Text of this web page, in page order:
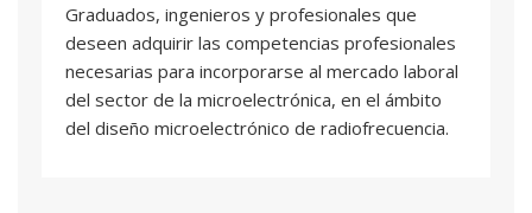
El Diploma está formado por cuatro asignaturas
de 25h cada una, impartidas al 50% por
profesorado experto de la UPV y de la empresa
MaxLinear:
Graduados, ingenieros y profesionales que
deseen adquirir las competencias profesionales
necesarias para incorporarse al mercado laboral
del sector de la microelectrónica, en el ámbito
del diseño microelectrónico de radiofrecuencia.